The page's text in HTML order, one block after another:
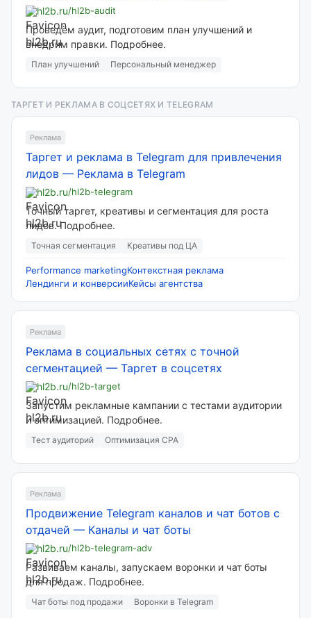
hl2b.ru/hl2b-audit
Проведём аудит, подготовим план улучшений и
внедрим правки. Подробнее.
План улучшений Персональный менеджер
ТАРГЕТ И РЕКЛАМА В СОЦСЕТЯХ И TELEGRAM
Реклама
Таргет и реклама в Telegram для привлечения
лидов — Реклама в Telegram
hl2b.ru/hl2b-telegram
Точный таргет, креативы и сегментация для роста
лидов. Подробнее.
Точная сегментация Креативы под ЦА
Performance marketingКонтекстная реклама
Лендинги и конверсииКейсы агентства
Реклама
Реклама в социальных сетях с точной
сегментацией — Таргет в соцсетях
hl2b.ru/hl2b-target
Запустим рекламные кампании с тестами аудитории
и оптимизацией. Подробнее.
Тест аудиторий Оптимизация CPA
Реклама
Продвижение Telegram каналов и чат ботов с
отдачей — Каналы и чат боты
hl2b.ru/hl2b-telegram-adv
Развиваем каналы, запускаем воронки и чат боты
для продаж. Подробнее.
Чат боты под продажи Воронки в Telegram